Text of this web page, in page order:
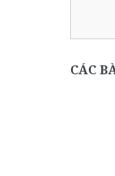
CÁC